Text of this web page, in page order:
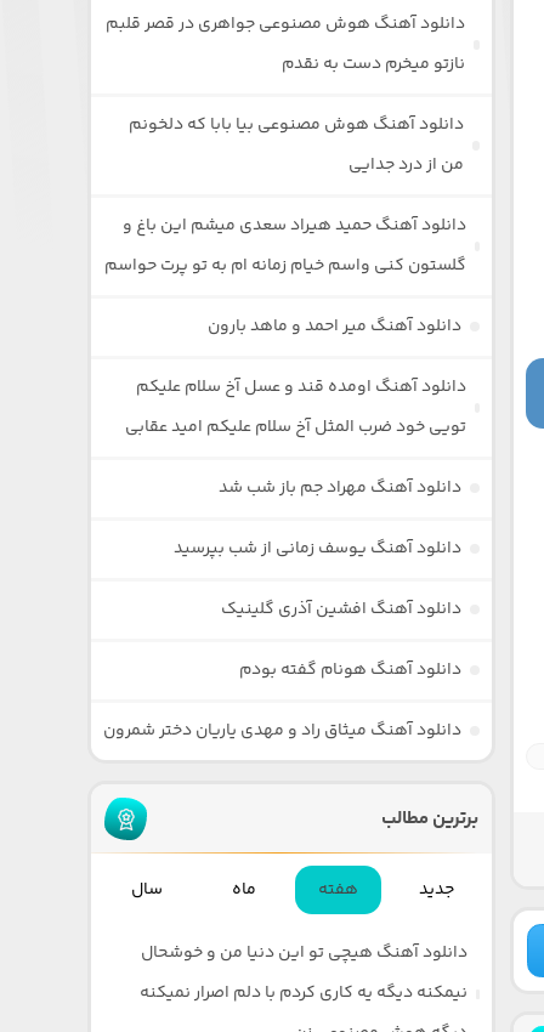
دانلود آهنگ هوش مصنوعی جواهری در قصر قلبم
نازتو میخرم دست به نقدم
دانلود آهنگ هوش مصنوعی بیا بابا که دلخونم
من از درد جدایی
دانلود آهنگ حمید هیراد سعدی میشم این باغ و
گلستون کنی واسم خیام زمانه ام به تو پرت حواسم
دانلود آهنگ میر احمد و ماهد بارون
دانلود آهنگ اومده قند و عسل آخ سلام علیکم
تویی خود ضرب المثل آخ سلام علیکم امید عقابی
دانلود آهنگ مهراد جم باز شب شد
دانلود آهنگ یوسف زمانی از شب بپرسید
دانلود آهنگ افشین آذری گلینیک
دانلود آهنگ هونام گفته بودم
دانلود آهنگ میثاق راد و مهدی یاریان دختر شمرون
برترین مطالب
جدید هفته ماه سال
دانلود آهنگ هیچی تو این دنیا من و خوشحال
نیمکنه دیگه یه کاری کردم با دلم اصرار نمیکنه